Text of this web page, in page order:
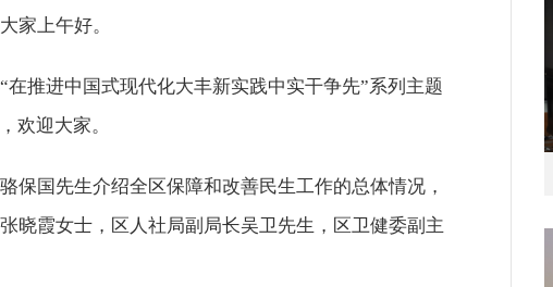
家上午好。
推进中国式现代化大丰新实践中实干争先”系列主题
欢迎大家。
保国先生介绍全区保障和改善民生工作的总体情况，
晓霞女士，区人社局副局长吴卫先生，区卫健委副主